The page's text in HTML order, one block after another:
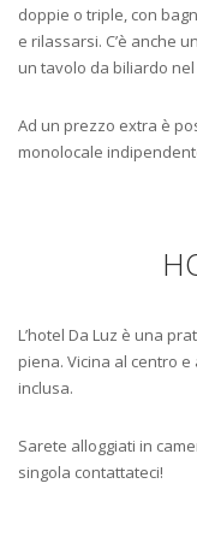
doppie o triple, con
e rilassarsi. C’è anche
un tavolo da biliardo
Ad un prezzo extra è
monolocale
L’hotel Da Luz è una
piena. Vicina al centro
inclusa.
Sarete alloggiati in
singola contattateci!